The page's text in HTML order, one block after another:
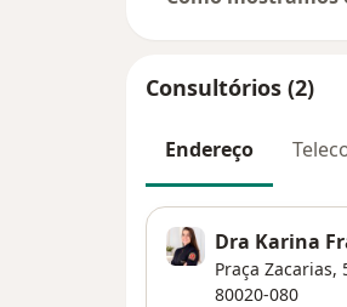
Consultórios (2)
Endereço
Dra Karina
Praça Zacarias,
80020-080